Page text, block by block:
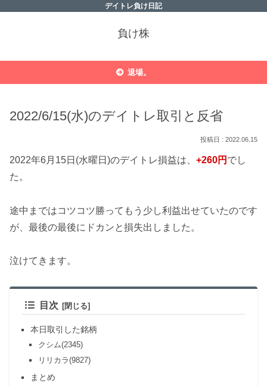
デイトレ負け日記
負け株
退場。
2022/6/15(水)のデイトレ取引と反省
2022.06.15
2022年6月15日(水曜日)のデイトレ損益は、 +260円 でし
た。
途中まではコツコツ勝ってもう少し利益出せていたのです
が、最後の最後にドカンと損失出しました。
泣けてきます。
目次
本日取引した銘柄
クシム(2345)
リリカラ(9827)
まとめ